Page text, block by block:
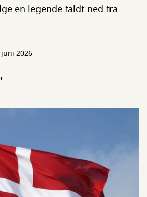
en legende faldt ned fra
2026